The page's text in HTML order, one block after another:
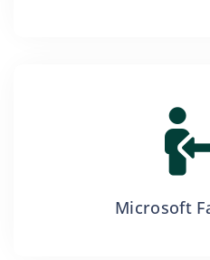
Microsoft